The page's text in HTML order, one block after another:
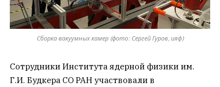
Сборка вакуумных камер (фото: Сергей Гуров, ияф)
Сотрудники Института ядерной физики им.
Г.И. Будкера СО РАН участвовали в